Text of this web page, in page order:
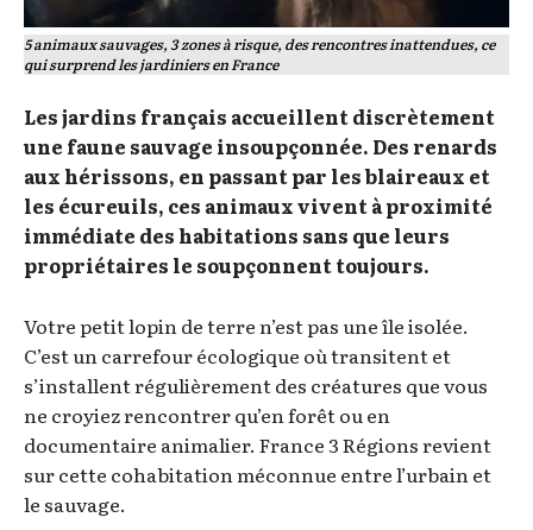
5 animaux sauvages, 3 zones à risque, des rencontres inattendues, ce
qui surprend les jardiniers en France
Les jardins français accueillent discrètement
une faune sauvage insoupçonnée. Des renards
aux hérissons, en passant par les blaireaux et
les écureuils, ces animaux vivent à proximité
immédiate des habitations sans que leurs
propriétaires le soupçonnent toujours.
Votre petit lopin de terre n’est pas une île isolée.
C’est un carrefour écologique où transitent et
s’installent régulièrement des créatures que vous
ne croyiez rencontrer qu’en forêt ou en
documentaire animalier. France 3 Régions revient
sur cette cohabitation méconnue entre l’urbain et
le sauvage.